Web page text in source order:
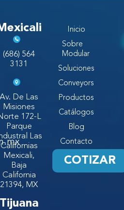
(686) 564
3131
Av. De Las
Misiones
172-L
Parque
Las
Californias
Mexicali,
Baja
California
21394, MX
Tijuana
Inicio
Sobre
Modular
Soluciones
Conveyors
Productos
Catálogos
Blog
Contacto
COTIZAR